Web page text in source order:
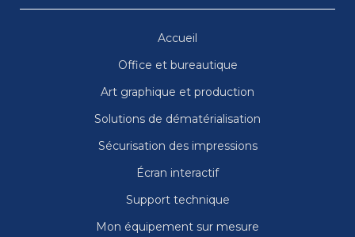
Accueil
Office et bureautique
Art graphique et production
Solutions de dématérialisation
Sécurisation des impressions
Écran interactif
Support technique
Mon équipement sur mesure